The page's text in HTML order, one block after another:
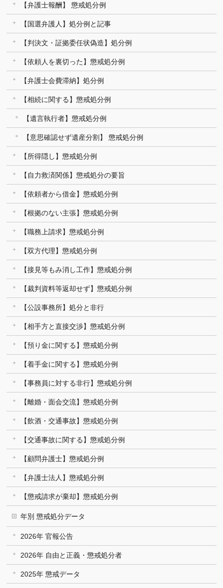
【弁護士報酬】 懲戒処分例
【国選弁護人】処分例と記事
【判決文・証拠委任状偽造】処分例
【依頼人を裏切った】懲戒処分例
【弁護士会費滞納】処分例
【相続に関する】懲戒処分例
【遺言執行者】懲戒処分例
【意思確認せず遺産分割】 懲戒処分例
【所得隠し】懲戒処分例
【自力救済関係】懲戒処分の要旨
【依頼者から借金】懲戒処分例
【根拠のない主張】懲戒処分例
【職務上請求】懲戒処分例
【双方代理】懲戒処分例
【接見等もみ消し工作】懲戒処分例
【裁判資料等返却せず】懲戒処分例
【公設事務所】処分と非行
【相手方と直接交渉】懲戒処分例
【預り金に関する】懲戒処分例
【着手金に関する】懲戒処分例
【事務員に対する非行】懲戒処分例
【離婚・面会交流】懲戒処分例
【飲酒・交通事故】懲戒処分例
【交通事故に関する】懲戒処分例
【顧問弁護士】懲戒処分例
【弁護士法人】懲戒処分例
【懲戒請求が棄却】懲戒処分例
年別 懲戒処分データ
2026年 官報公告
2026年 自由と正義・懲戒処分者
2025年 懲戒データ